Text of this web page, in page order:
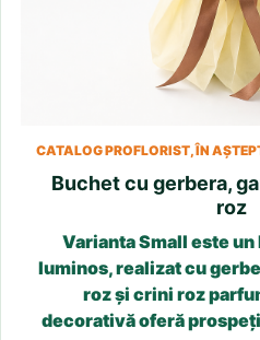
CATALOG PROFLORIST, ÎN
Buchet cu gerbera,
roz
Varianta Small este
luminos, realizat cu
roz și crini roz
decorativă oferă